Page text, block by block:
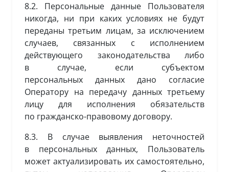
8.2. Персональные данные Пользователя
никогда, ни при каких условиях не будут
переданы третьим лицам, за исключением
случаев, связанных с исполнением
действующего законодательства либо
в случае, если субъектом
персональных данных дано согласие
Оператору на передачу данных третьему
лицу для исполнения обязательств
по гражданско-правовому договору.
8.3. В случае выявления неточностей
в персональных данных, Пользователь
может актуализировать их самостоятельно,